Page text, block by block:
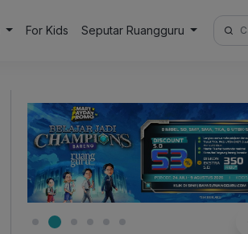
For Kids Seputar Ruangguru
for: